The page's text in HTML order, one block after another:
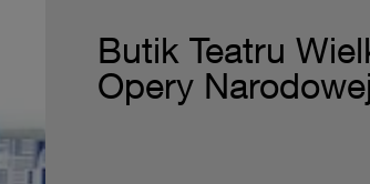
Butik Teatru
Opery Narodowej